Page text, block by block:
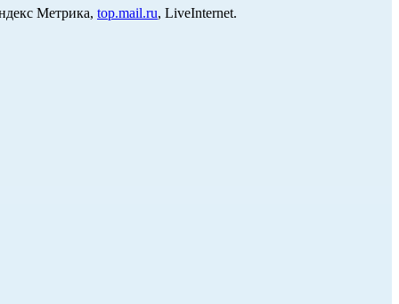
Метрика, top.mail.ru, LiveInternet.